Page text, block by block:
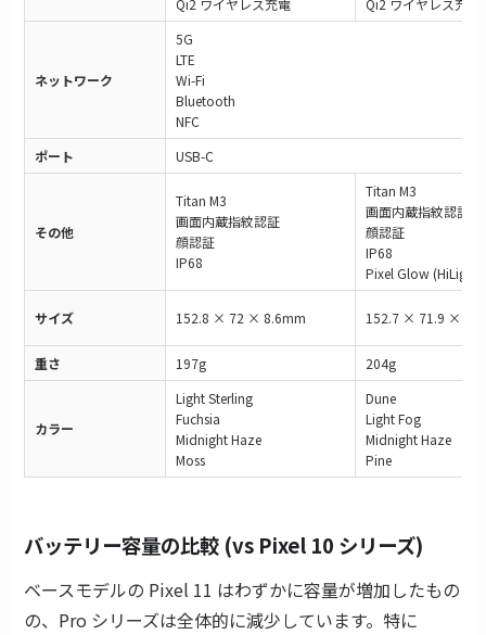
Qi2 ワイヤレス充電 Qi2 ワイヤレス充電
ネットワーク
5G
LTE
Wi-Fi
Bluetooth
NFC
ポート
USB-C
その他
Titan M3
画面内蔵指紋認証
顔認証
IP68
Titan M3
画面内蔵指紋認証
顔認証
IP68
Pixel Glow (HiLight)
サイズ 152.8 × 72 × 8.6mm 152.7 × 71.9 ×
重さ 197g 204g
カラー
Light Sterling
Fuchsia
Midnight Haze
Moss
Dune
Light Fog
Midnight Haze
Pine
バッテリー容量の比較 (vs Pixel 10 シリーズ)
ベースモデルの Pixel 11 はわずかに容量が増加したもの
の、Pro シリーズは全体的に減少しています。特に